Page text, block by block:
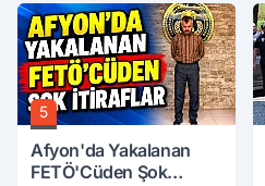
5
Afyon'da Yakalanan
FETÖ'Cüden Şok